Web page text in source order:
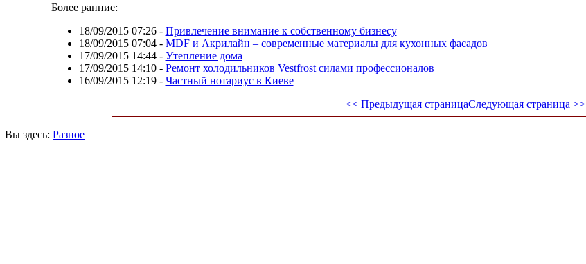
Более ранние:
18/09/2015 07:26- Привлечение внимание к собственному бизнесу
18/09/2015 07:04- MDF и Акрилайн – современные материалы для кухонных фасадов
17/09/2015 14:44- Утепление дома
17/09/2015 14:10- Ремонт холодильников Vestfrost силами профессионалов
16/09/2015 12:19- Частный нотариус в Киеве
<< Предыдущая страницаСледующая страница >>
Вы здесь: Разное